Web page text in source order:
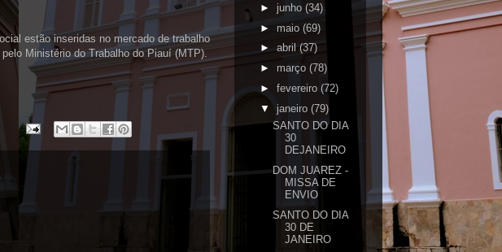
estão inseridas no mercado de trabalho
Ministério do Trabalho do Piauí (MTP).
► junho (34)
► maio (69)
► abril(37)
► março (78)
► fevereiro (72)
▼ janeiro (79)
SANTO DO DIA
30
DEJANEIRO
DOM JUAREZ -
MISSA DE
ENVIO
SANTO DO DIA
30 DE
JANEIRO